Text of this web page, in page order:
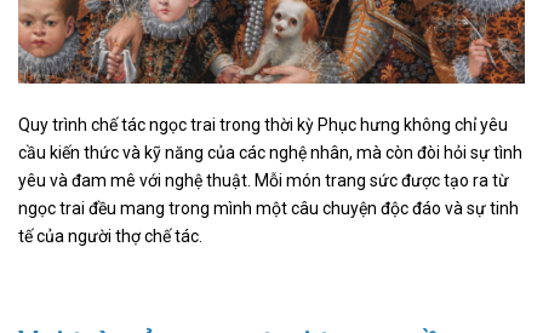
Quy trình chế tác ngọc trai trong thời kỳ Phục hưng không chỉ yêu
cầu kiến thức và kỹ năng của các nghệ nhân, mà còn đòi hỏi sự tình
yêu và đam mê với nghệ thuật. Mỗi món trang sức được tạo ra từ
ngọc trai đều mang trong mình một câu chuyện độc đáo và sự tinh
tế của người thợ chế tác.